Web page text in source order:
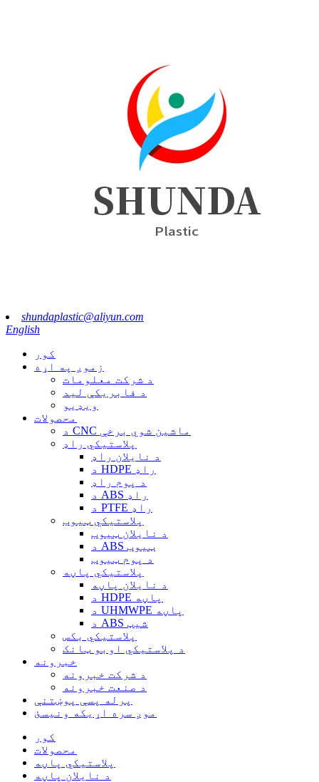
shundaplastic@aliyun.com
English
کور
زموږ په اړه
د شرکت معلومات
د فابریکې لید
ویډیو
محصولات
د CNC ماشین شوي برخې
پلاستيکي راډ
د نایلان راډ
د HDPE راډ
د پوم راډ
د ABS راډ
د PTFE راډ
پلاستيکي ټیوب
د نایلان ټیوب
د ABS ټیوب
د پوم ټیوب
پلاستيکي پاڼه
د نایلان پاڼه
د HDPE پاڼه
د UHMWPE پاڼه
د ABS شیټ
پلاستيکي بکس
د پلاستيکي اوبو ټانک
خبرونه
د شرکت خبرونه
د صنعت خبرونه
پرله پسې پوښتنې
موږ سره اړیکه ونیسئ
کور
محصولات
پلاستيکي پاڼه
د نایلان پاڼه